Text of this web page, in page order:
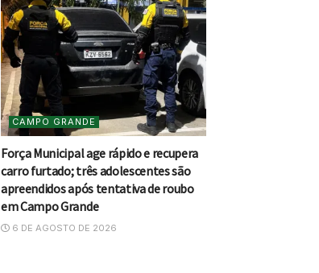
CAMPO GRANDE
Força Municipal age rápido e recupera
carro furtado; três adolescentes são
apreendidos após tentativa de roubo
em Campo Grande
6 DE AGOSTO DE 2026